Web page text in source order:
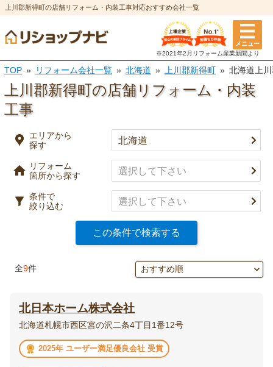
上川郡新得町の店舗リフォーム・内装工事対応おすすめ会社一覧
メニュー
※2021年2月リフォーム産業新聞より
TOP リフォーム会社一覧 北海道 上川郡新得町 北海道上
上川郡新得町の店舗リフォーム・内装
工事
エリアから
探す
リフォーム
箇所から探す
条件で
絞り込む
この条件で検索する
リフォーム箇所
選択を全て解除
トイレ 洗面所
屋根塗装・
屋根
エクステリア・
外構
ベランダ・
バルコニー
エリアから探す
都道府県
市区町村
決定
※複数選択可
特徴
実績
口コミ有り
決済方法
全9件
北日本ホーム株式会社
北海道札幌市西区宮の沢二条4丁目1番12号
2025年 ユーザー満足優良会社 受賞